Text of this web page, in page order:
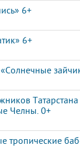
6+
6+
Челны. 0+
тропические